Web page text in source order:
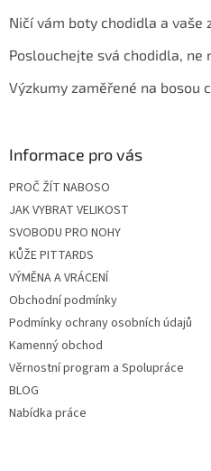
Ničí vám boty chodidla a vaše
Poslouchejte svá chodidla, ne
Výzkumy zaměřené na bosou
Informace pro vás
PROČ ŽÍT NABOSO
JAK VYBRAT VELIKOST
SVOBODU PRO NOHY
KŮŽE PITTARDS
VÝMĚNA A VRÁCENÍ
Obchodní podmínky
Podmínky ochrany osobních údajů
Kamenný obchod
Věrnostní program a Spolupráce
BLOG
Nabídka práce